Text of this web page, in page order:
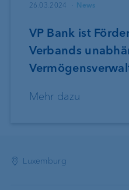
26.03.2024 News
VP Bank ist
Verbands
Mehr dazu
Luxemburg